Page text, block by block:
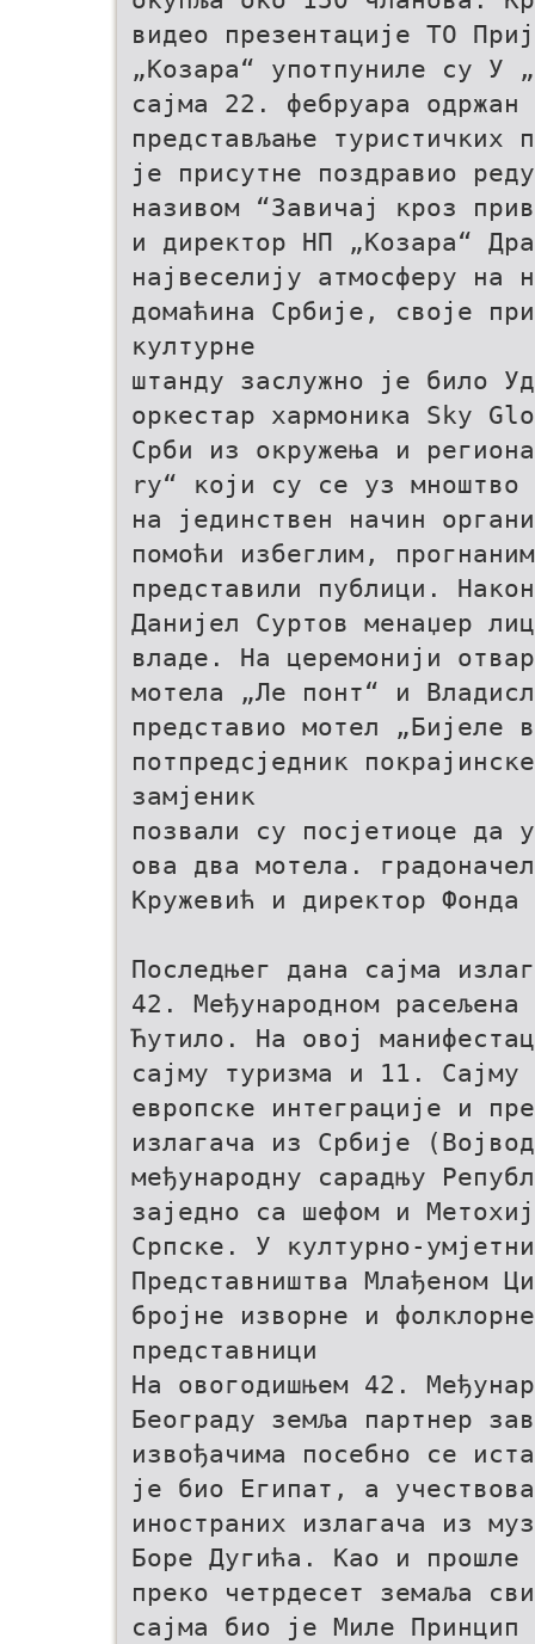
видео презентације ТО
„Козара“ употпуниле су У
сајма 22. фебруара
представљање туристичких
је присутне поздравио
називом “Завичај кроз
и директор НП „Козара“
највеселију атмосферу на
домаћина Србије, своје
културне
штанду заслужно је било
оркестар хармоника Sky
Срби из окружења и
ry“ који су се уз мноштво
на јединствен начин
помоћи избеглим,
представили публици.
Данијел Суртов менаџер
владе. На церемонији
мотела „Ле понт“ и
представио мотел „Бијеле
потпредсjедник
замjеник
позвали су посјетиоце да
ова два мотела.
Кружевић и директор
Последњег дана сајма
42. Међународном
Ћутило. На овој
сајму туризма и 11. Сајму
европске интеграције и
излагача из Србије
међународну сарадњу
заједно са шефом и
Српске. У културно-
Представништва Млађеном
бројне изворне и
представници
На овогодишњем 42.
Београду земља партнер
извођачима посебно се
је био Египат, а
иностраних излагача из
Боре Дугића. Као и прошле
преко четрдесет земаља
сајма био је Миле